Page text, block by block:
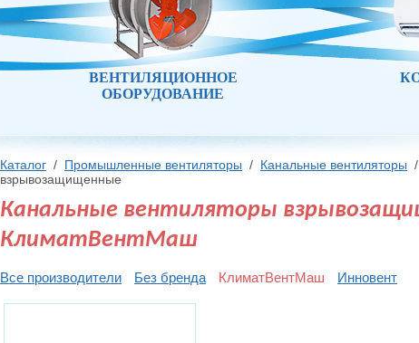
ВЕНТИЛЯЦИОННОЕ
ОБОРУДОВАНИЕ
Каталог / Промышленные вентиляторы / Канальные вентиляторы /
взрывозащищенные
Канальные вентиляторы
КлиматВентМаш
Все производители Без бренда КлиматВентМаш Инновент